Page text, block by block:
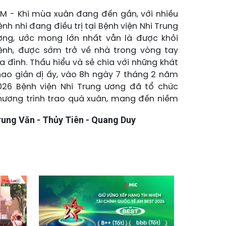
- Khi mùa xuân đang đến gần, với nhiều
nhi đang điều trị tại Bệnh viện Nhi Trung
ước mong lớn nhất vẫn là được khỏi
được sớm trở về nhà trong vòng tay
đình. Thấu hiểu và sẻ chia với những khát
giản dị ấy, vào 8h ngày 7 tháng 2 năm
Bệnh viện Nhi Trung ương đã tổ chức
trình trao quà xuân, mang đến niềm
hiểm nghèo.
Văn - Thủy Tiên - Quang Duy